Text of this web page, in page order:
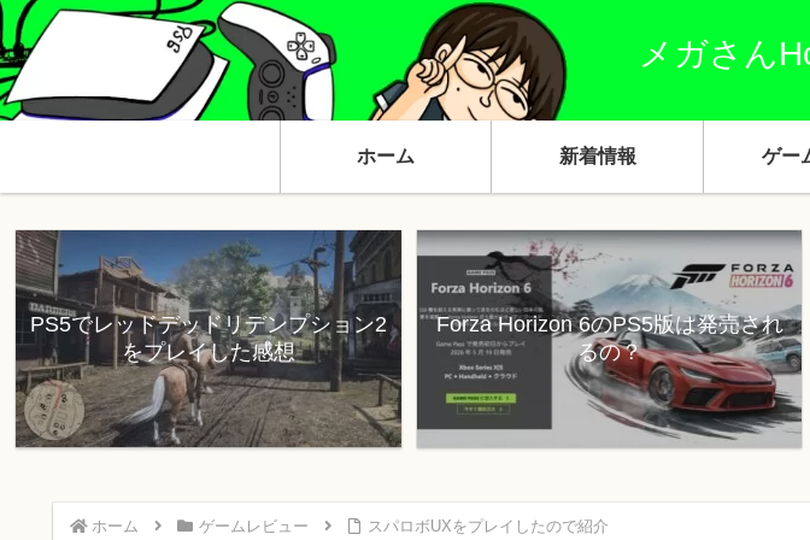
メガさん
ホーム 新着情報 ゲー
PS5でレッドデッドリデンプション2
をプレイした感想
Forza Horizon 6のPS5版は発売され
るの？
ホーム ゲームレビュー スパロボUXをプレイしたので紹介